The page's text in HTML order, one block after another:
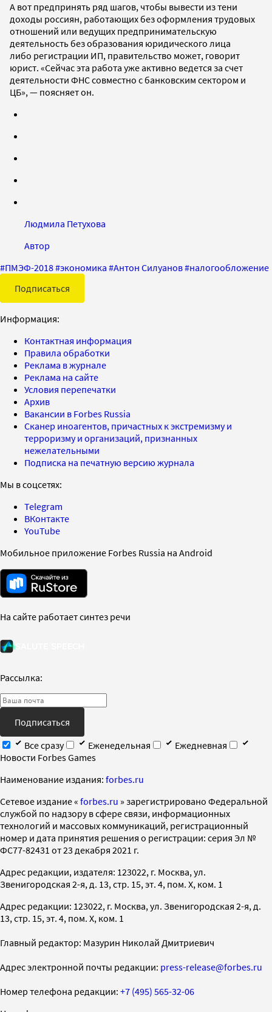
А вот предпринять ряд шагов, чтобы вывести из тени
доходы россиян, работающих без оформления трудовых
отношений или ведущих предпринимательскую
деятельность без образования юридического лица
либо регистрации ИП, правительство может, говорит
юрист. «Сейчас эта работа уже активно ведется за счет
деятельности ФНС совместно с банковским сектором и
ЦБ», — поясняет он.
Людмила Петухова
Автор
#ПМЭФ-2018#экономика #Антон Силуанов#налогообложение
Подписаться
Информация:
Контактная информация
Правила обработки
Реклама в журнале
Реклама на сайте
Условия перепечатки
Архив
Вакансии в Forbes Russia
Сканер иноагентов, причастных к экстремизму и
терроризму и организаций, признанных
нежелательными
Подписка на печатную версию журнала
Мы в соцсетях:
Telegram
ВКонтакте
YouTube
Мобильное приложение Forbes Russia на Android
На сайте работает синтез речи
Рассылка:
Подписаться
Все сразу
Еженедельная
Ежедневная
Новости Forbes Games
Наименование издания: forbes.ru
Cетевое издание « forbes.ru » зарегистрировано Федеральной
службой по надзору в сфере связи, информационных
технологий и массовых коммуникаций, регистрационный
номер и дата принятия решения о регистрации: серия Эл №
ФС77-82431 от 23 декабря 2021 г.
Адрес редакции, издателя: 123022, г. Москва, ул.
Звенигородская 2-я, д. 13, стр. 15, эт. 4, пом. X, ком. 1
Адрес редакции: 123022, г. Москва, ул. Звенигородская 2-я, д.
13, стр. 15, эт. 4, пом. X, ком. 1
Главный редактор: Мазурин Николай Дмитриевич
Адрес электронной почты редакции: press-release@forbes.ru
Номер телефона редакции: +7 (495) 565-32-06